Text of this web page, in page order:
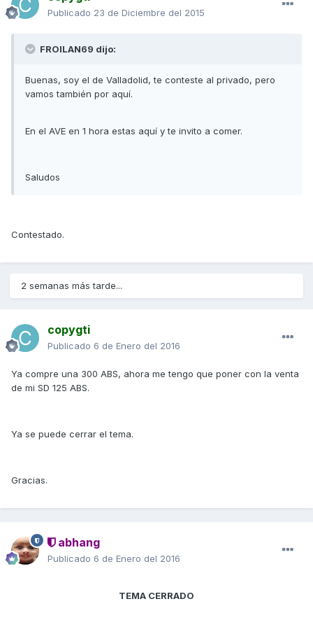
Publicado 23 de Diciembre del 2015
FROILAN69 dijo:
Buenas, soy el de Valladolid, te conteste al privado, pero
vamos también por aquí.
En el AVE en 1 hora estas aquí y te invito a comer.
Saludos
Contestado.
2 semanas más tarde...
copygti
Publicado 6 de Enero del 2016
Ya compre una 300 ABS, ahora me tengo que poner con la venta
de mi SD 125 ABS.
Ya se puede cerrar el tema.
Gracias.
abhang
Publicado 6 de Enero del 2016
TEMA CERRADO